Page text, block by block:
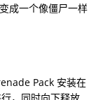
成一个像僵尸一样
Pack 安装在